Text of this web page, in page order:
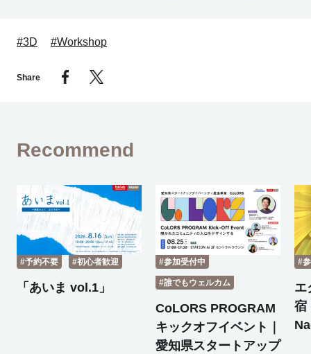
#3D #Workshop
Share
Recommend
#予約不要 #初心者歓迎
「あいま vol.1」
#参加受付中
#誰でもウェルカム
CoLORS PROGRAM
キックオフイベント｜
愛知県スタートアップ
#
エ
宿